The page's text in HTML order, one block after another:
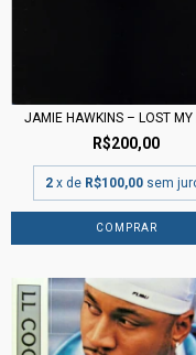
JAMIE HAWKINS – LOST MY
R$200,00
2 x de R$100,00 sem